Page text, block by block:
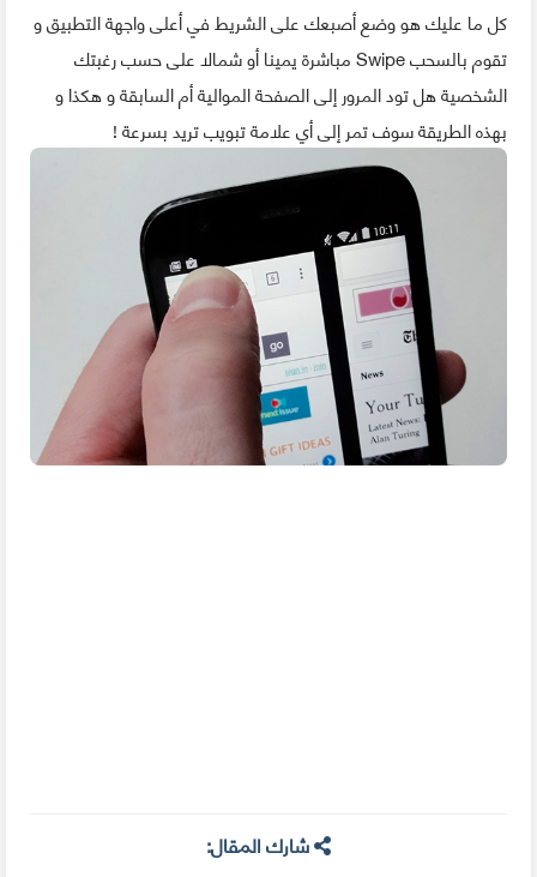
كل ما عليك هو وضع أصبعك على الشريط في أعلى واجهة التطبيق و
تقوم بالسحب Swipe مباشرة يمينا أو شمالا على حسب رغبتك
الشخصية هل تود المرور إلى الصفحة الموالية أم السابقة و هكذا و
بهذه الطريقة سوف تمر إلى أي علامة تبويب تريد بسرعة !
شارك المقال: